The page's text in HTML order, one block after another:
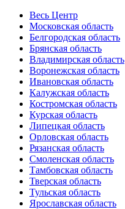
Весь Центр
Московская область
Белгородская область
Брянская область
Владимирская область
Воронежская область
Ивановская область
Калужская область
Костромская область
Курская область
Липецкая область
Орловская область
Рязанская область
Смоленская область
Тамбовская область
Тверская область
Тульская область
Ярославская область